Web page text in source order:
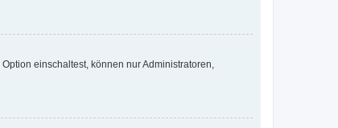
einschaltest, können nur Administratoren,